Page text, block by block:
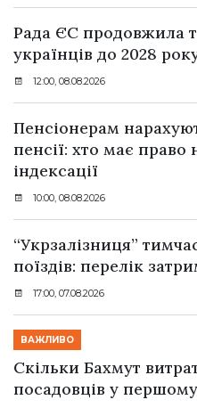
Рада ЄС продовжила
українців до 2028
12:00, 08.08.2026
Пенсіонерам
пенсії: хто має право
індексації
10:00, 08.08.2026
“Укрзалізниця”
поїздів: перелік
17:00, 07.08.2026
ВАЖЛИВО
Скільки Бахмут
посадовців у першому